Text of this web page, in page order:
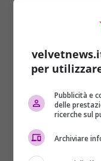
I segni
Il segno più
qualunque
che ve ne sia la
bravi con le
perché è facile
per
Pubblicità e
delle
ricerche sul
Archiviare